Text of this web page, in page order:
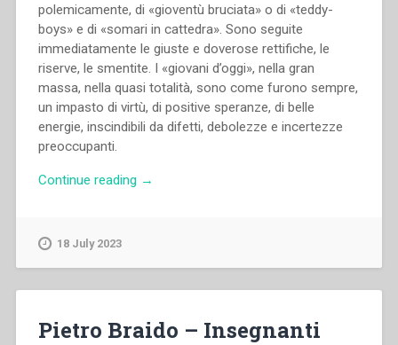
polemicamente, di «gioventù bruciata» o di «teddy-
boys» e di «somari in cattedra». Sono seguite
immediatamente le giuste e doverose rettifiche, le
riserve, le smentite. I «giovani d’oggi», nella gran
massa, nella quasi totalità, sono come furono sempre,
un impasto di virtù, di positive speranze, di belle
energie, inscindibili da difetti, debolezze e incertezze
preoccupanti.
Continue reading “Pietro
→
18 July 2023
Pietro Braido – Insegnanti